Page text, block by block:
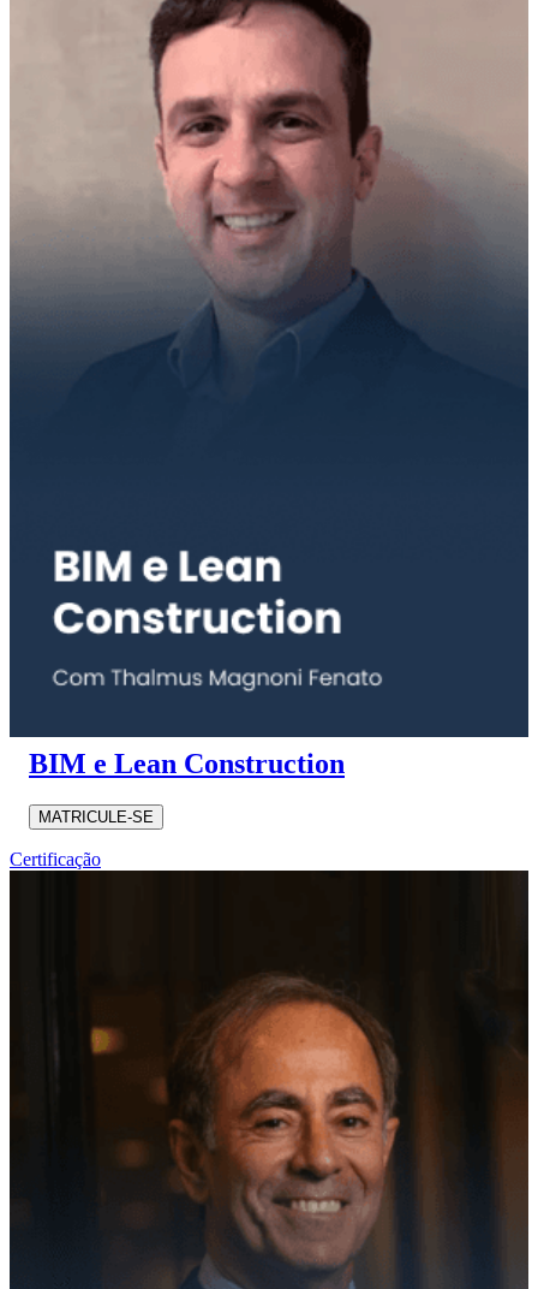
BIM e Lean Construction
MATRICULE-SE
Certificação